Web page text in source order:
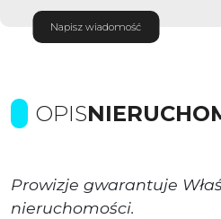
Napisz wiadomość
OPIS
Prowizje gwarantuje
nieruchomości.